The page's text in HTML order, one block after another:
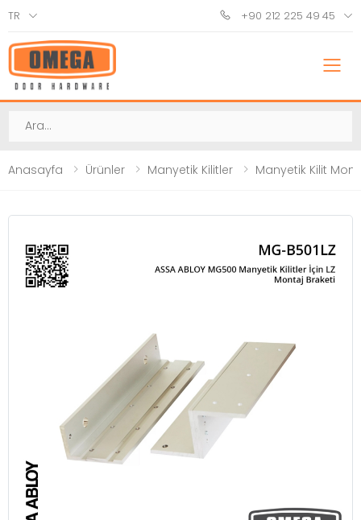
TR +90 212 225 49 45
Ara
Anasayfa Ürünler Manyetik Kilitler Manyetik Kilit